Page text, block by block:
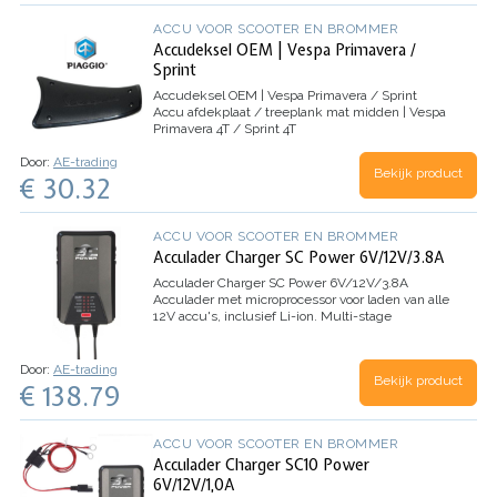
ACCU VOOR SCOOTER EN BROMMER
Accudeksel OEM | Vespa Primavera /
Sprint
Accudeksel OEM | Vespa Primavera / Sprint
Accu afdekplaat / treeplank mat midden | Vespa
Primavera 4T / Sprint 4T
Door: AE-trading
€ 30.32 Bekijk product
ACCU VOOR SCOOTER EN BROMMER
Acculader Charger SC Power 6V/12V/3.8A
Acculader Charger SC Power 6V/12V/3.8A
Acculader met microprocessor voor laden van alle
12V accu's, inclusief Li-ion. Multi-stage
Door: AE-trading
€ 138.79 Bekijk product
ACCU VOOR SCOOTER EN BROMMER
Acculader Charger SC10 Power
6V/12V/1,0A